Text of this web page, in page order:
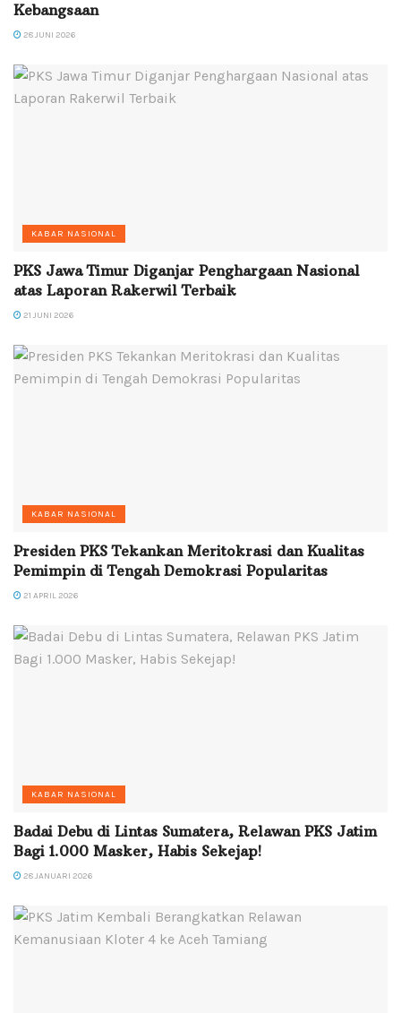
Kebangsaan
28 JUNI 2026
KABAR NASIONAL
PKS Jawa Timur Diganjar Penghargaan Nasional
atas Laporan Rakerwil Terbaik
21 JUNI 2026
KABAR NASIONAL
Presiden PKS Tekankan Meritokrasi dan Kualitas
Pemimpin di Tengah Demokrasi Popularitas
21 APRIL 2026
KABAR NASIONAL
Badai Debu di Lintas Sumatera, Relawan PKS Jatim
Bagi 1.000 Masker, Habis Sekejap!
28 JANUARI 2026